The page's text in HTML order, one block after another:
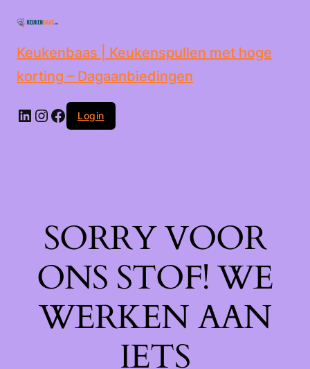
inhoud
Keukenbaas | Keukenspullen met hoge
korting – Dagaanbiedingen
Login
SORRY VOOR
ONS STOF! WE
WERKEN AAN
IETS